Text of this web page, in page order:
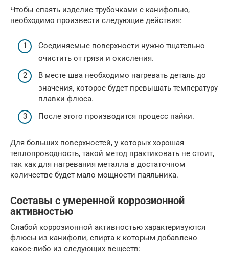
Чтобы спаять изделие трубочками с канифолью,
необходимо произвести следующие действия:
Соединяемые поверхности нужно тщательно
очистить от грязи и окисления.
В месте шва необходимо нагревать деталь до
значения, которое будет превышать температуру
плавки флюса.
После этого производится процесс пайки.
Для больших поверхностей, у которых хорошая
теплопроводность, такой метод практиковать не стоит,
так как для нагревания металла в достаточном
количестве будет мало мощности паяльника.
Составы с умеренной коррозионной
активностью
Слабой коррозионной активностью характеризуются
флюсы из канифоли, спирта к которым добавлено
какое-либо из следующих веществ: